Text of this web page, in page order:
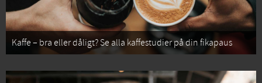
Kaffe – bra eller dåligt? Se alla kaffestudier på din fikapaus